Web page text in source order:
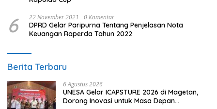
6 22 November 2021 0 Komentar
DPRD Gelar Paripurna Tentang Penjelasan Nota
Keuangan Raperda Tahun 2022
Berita Terbaru
6 Agustus 2026
UNESA Gelar ICAPSTURE 2026 di Magetan,
Dorong Inovasi untuk Masa Depan